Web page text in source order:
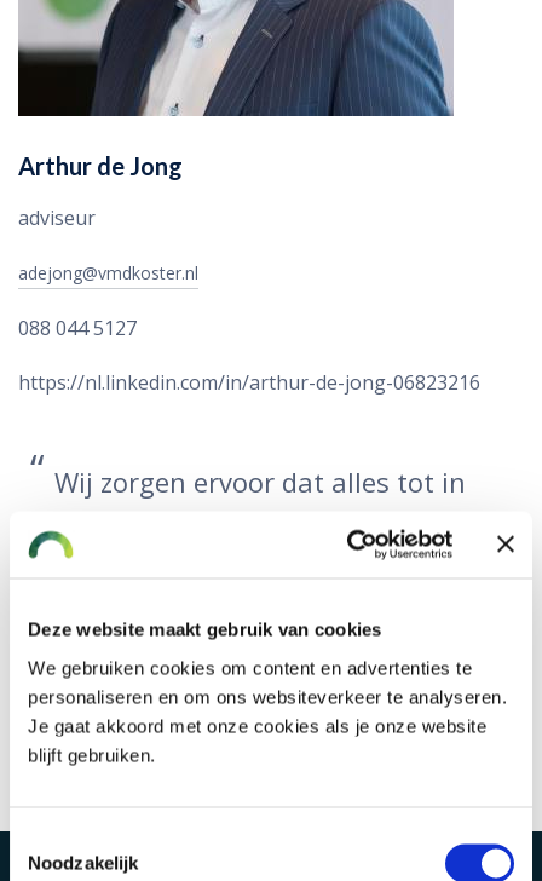
Deze website maakt gebruik van cookies
We gebruiken cookies om content en advertenties te
personaliseren en om ons websiteverkeer te analyseren.
Je gaat akkoord met onze cookies als je onze website
blijft gebruiken.
Toestemmingsselectie
Noodzakelijk
Arthur de Jong
adviseur
adejong@vmdkoster.nl
088 044 5127
https://nl.linkedin.com/in/arthur-de-jong-06823216
Wij zorgen ervoor dat alles tot in
de puntjes geregeld is voor de
regelingen van jouw bedrijf. Zo
nemen we je veel werk uit
handen.